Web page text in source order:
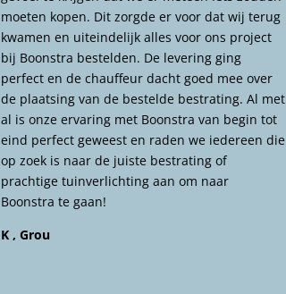
moeten kopen. Dit zorgde er voor dat wij terug
kwamen en uiteindelijk alles voor ons project
bij Boonstra bestelden. De levering ging
perfect en de chauffeur dacht goed mee over
de plaatsing van de bestelde bestrating. Al met
al is onze ervaring met Boonstra van begin tot
eind perfect geweest en raden we iedereen die
op zoek is naar de juiste bestrating of
prachtige tuinverlichting aan om naar
Boonstra te gaan!
K , Grou